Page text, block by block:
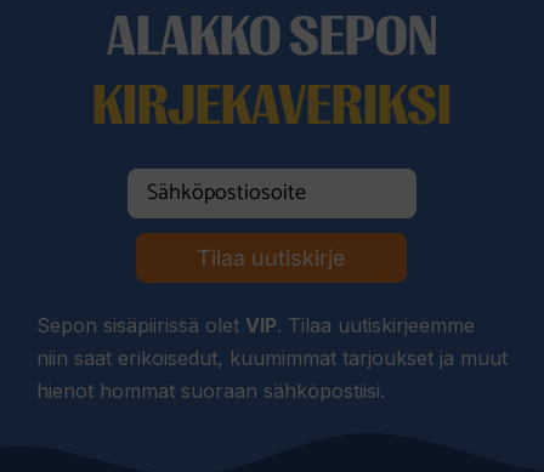
ALAKKO SEPON
KIRJEKAVERIKSI
Tilaa uutiskirje
Sepon sisäpiirissä olet VIP. Tilaa uutiskirjeemme
niin saat erikoisedut, kuumimmat tarjoukset ja muut
hienot hommat suoraan sähköpostiisi.